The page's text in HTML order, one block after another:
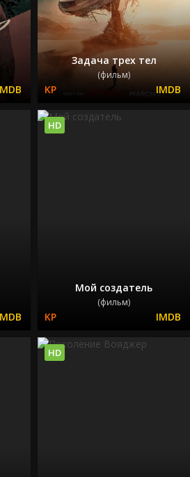
Задача трех тел
(фильм)
Мой создатель
(фильм)
HD
HD